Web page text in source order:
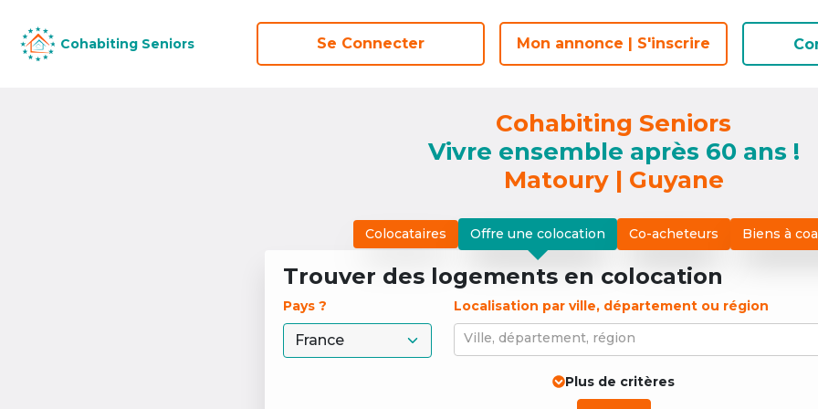
Cohabiting Seniors Se Connecter Mon annonce | S'inscrire
Cohabiting Seniors Se Connecter Mon annonce | S'inscrire
Cohabiting Seniors
Vivre ensemble après 60 ans !
Matoury | Guyane
Colocataires Offre une colocation Co-acheteurs Biens à
Trouver des logements en colocation
Pays ?
Localisation par ville, département ou région
Ville, département, région
Plus de critères